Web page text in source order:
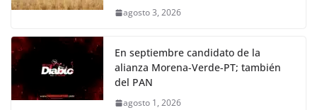
agosto 3, 2026
En septiembre candidato de la
alianza Morena-Verde-PT; también
del PAN
agosto 1, 2026